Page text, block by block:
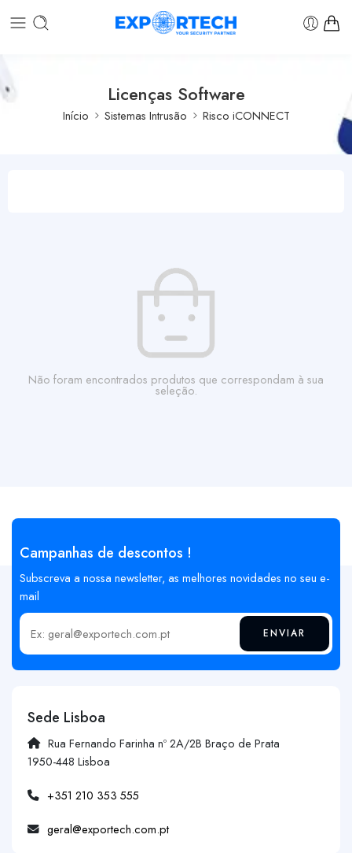
Licenças Software
Início Sistemas Intrusão Risco iCONNECT
Não foram encontrados produtos que correspondam à sua
seleção.
Campanhas de descontos !
Subscreva a nossa newsletter, as melhores novidades no seu e-
mail
Insira o seu email ENVIAR
Sede Lisboa
Rua Fernando Farinha nº 2A/2B Braço de Prata
1950-448 Lisboa
+351 210 353 555
geral@exportech.com.pt